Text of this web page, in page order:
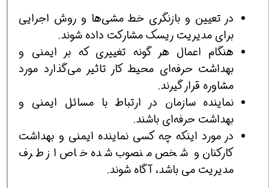
در تعیین و بازنگری خط مشی‌ها و روش اجرایی
برای مدیریت ریسک مشارکت داده شوند.
هنگام اعمال هر گونه تغییری که بر ایمنی و
بهداشت حرفه‌ای محیط کار تاثیر می‌گذارد مورد
مشاوره قرار گیرند.
نماینده سازمان در ارتباط با مسائل ایمنی و
بهداشت حرفه‌ای باشند.
در مورد اینکه چه کسی نماینده ایمنی و بهداشت
کارکنان و شخص منصوب شده خاص از طرف
مدیریت می‌ باشد، آگاه شوند.